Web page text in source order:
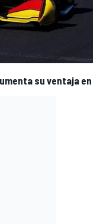
su ventaja en